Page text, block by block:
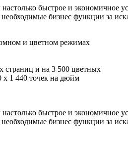
быстрое и экономичное
бизнес функции за
и цветном режимах
страниц и на 3 500 цветных
х 1 440 точек на дюйм
быстрое и экономичное
бизнес функции за